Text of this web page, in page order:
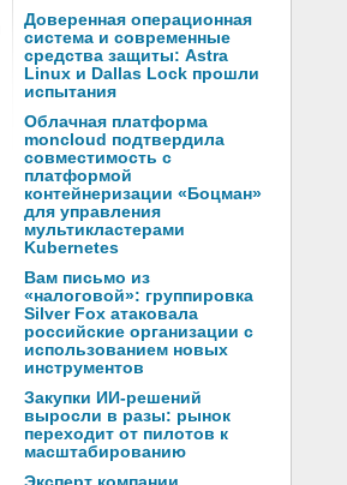
Доверенная операционная
система и современные
средства защиты: Astra
Linux и Dallas Lock прошли
испытания
Облачная платформа
moncloud подтвердила
совместимость с
платформой
контейнеризации «Боцман»
для управления
мультикластерами
Kubernetes
Вам письмо из
«налоговой»: группировка
Silver Fox атаковала
российские организации с
использованием новых
инструментов
Закупки ИИ-решений
выросли в разы: рынок
переходит от пилотов к
масштабированию